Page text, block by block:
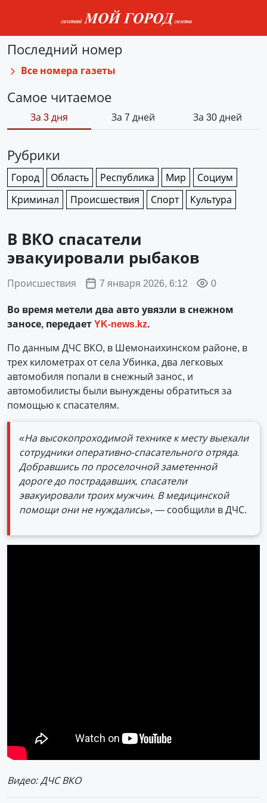
В ВКО спасатели
эвакуировали рыбаков
Происшествия 7 января 2026, 6:12
0
Во время метели два авто увязли в снежном
заносе, передаетYK-news.kz.
По данным ДЧС ВКО, в Шемонаихинском районе, в
трех километрах от села Убинка, два легковых
автомобиля попали в снежный занос, и
автомобилисты были вынуждены обратиться за
помощью к спасателям.
«На высокопроходимой технике к месту выехали
сотрудники оперативно-спасательного отряда.
Добравшись по проселочной заметенной
дороге до пострадавших, спасатели
эвакуировали троих мужчин. В медицинской
помощи они не нуждались», — сообщили в ДЧС.
Видео: ДЧС ВКО
Последний номер
Все номера газеты
Самое читаемое
За 3 дня За 7 дней За 30 дней
Рубрики
Город Область Республика Мир
Социум
Криминал
Происшествия Спорт Культура